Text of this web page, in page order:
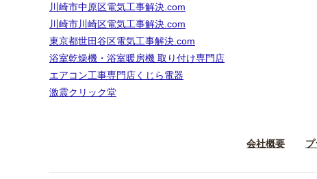
川崎市中原区電気工事解決.com
川崎市川崎区電気工事解決.com
東京都世田谷区電気工事解決.com
浴室乾燥機・浴室暖房機 取り付け専門店
エアコン工事専門店くじら電器
激震クリック堂
会社概要